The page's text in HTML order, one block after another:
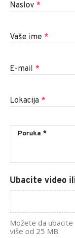
Naslov *
Vaše ime *
E-mail *
Lokacija *
Ubacite video
Možete da
više od 25 MB.